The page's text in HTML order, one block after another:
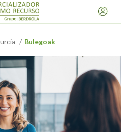
Bulegoak